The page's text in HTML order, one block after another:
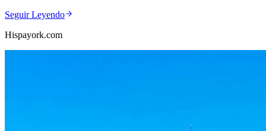
Seguir Leyendo
Hispayork.com